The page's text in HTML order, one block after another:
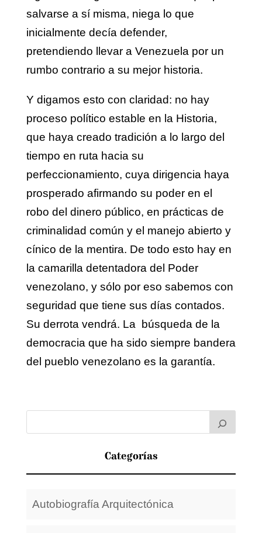
salvarse a sí misma, niega lo que
inicialmente decía defender,
pretendiendo llevar a Venezuela por un
rumbo contrario a su mejor historia.
Y digamos esto con claridad: no hay
proceso político estable en la Historia,
que haya creado tradición a lo largo del
tiempo en ruta hacia su
perfeccionamiento, cuya dirigencia haya
prosperado afirmando su poder en el
robo del dinero público, en prácticas de
criminalidad común y el manejo abierto y
cínico de la mentira. De todo esto hay en
la camarilla detentadora del Poder
venezolano, y sólo por eso sabemos con
seguridad que tiene sus días contados.
Su derrota vendrá. La búsqueda de la
democracia que ha sido siempre bandera
del pueblo venezolano es la garantía.
Categorías
Autobiografía Arquitectónica